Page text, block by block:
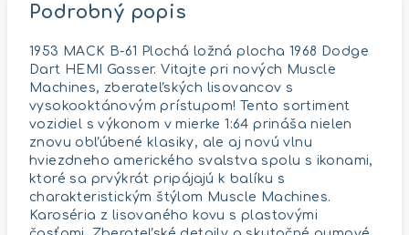
Podrobný popis
1953 MACK B-61 Plochá ložná plocha 1968 Dodge
Dart HEMI Gasser. Vitajte pri nových Muscle
Machines, zberateľských lisovancov s
vysokooktánovým prístupom! Tento sortiment
vozidiel s výkonom v mierke 1:64 prináša nielen
znovu obľúbené klasiky, ale aj novú vlnu
hviezdneho amerického svalstva spolu s ikonami,
ktoré sa prvýkrát pripájajú k balíku s
charakteristickým štýlom Muscle Machines.
Karoséria z lisovaného kovu s plastovými